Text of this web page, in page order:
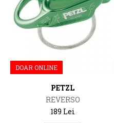
DOAR ONLINE
PETZL
REVERSO
189 Lei